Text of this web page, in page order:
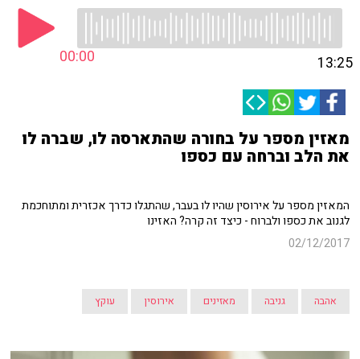
00:00 13:25
מאזין מספר על בחורה שהתארסה לו, שברה לו
את הלב וברחה עם כספו
המאזין מספר על אירוסין שהיו לו בעבר, שהתגלו כדרך אכזרית ומתוחכמת
לגנוב את כספו ולברוח - כיצד זה קרה? האזינו
02/12/2017
אהבה גניבה מאזינים אירוסין עוקץ